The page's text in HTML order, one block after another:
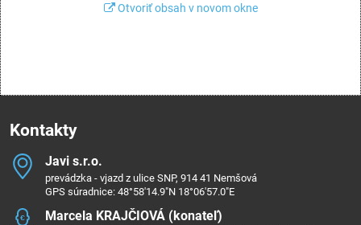
Otvoriť obsah v novom okne
Kontakty
Javi s​.r​.o​.
prevádzka - vjazd z ulice SNP, 914 41 Nemšová
GPS súradnice: 48°58'14.9"N 18°06'57.0"E
Marcela KRAJČIOVÁ (konateľ)